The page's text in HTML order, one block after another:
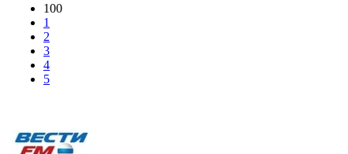
100
1
2
3
4
5